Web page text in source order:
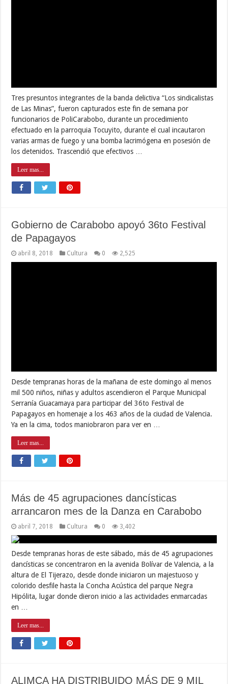
Gobierno de Carabobo apoyó 36to Festival
de Papagayos
abril 8, 2018 Cultura 0 2,525
Desde tempranas horas de la mañana de este domingo al menos
mil 500 niños, niñas y adultos ascendieron el Parque Municipal
Ya en la cima, todos maniobraron para ver en …
Leer mas...
altura de El Tijerazo, desde donde iniciaron un majestuoso y
colorido desfile hasta la Concha Acústica del parque Negra
Hipólita, lugar donde dieron inicio a las actividades enmarcadas
en …
Leer mas...
TONELADAS DE ALIMENTOS EN
CARABOBO
3,381
Durante el primer trimestre del año la empresa socialista
Alimentos Carabobo, ALIMCA, logró distribuir 9.574,68
toneladas de rubros básicos en articulación con el pueblo
organizado, garantizando la distribución de alimentos a las
familias carabobeñas, en un proceso que además permite avanzar
en los nuevos métodos y modelos de distribución en …
Leer mas...
Carabobo continúa invito en la Liga Nacional